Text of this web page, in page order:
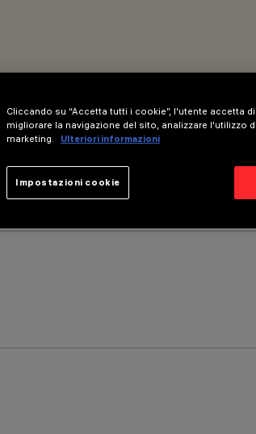
Cliccando su “Accetta tutti i cookie”, l'utente accetta
migliorare la navigazione del sito, analizzare l'utilizzo
marketing.
Ulteriori informazioni
Impostazioni cookie